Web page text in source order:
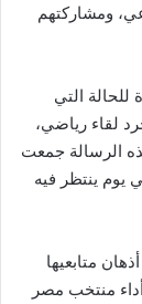
ومشاركتهم
التي
لقاء رياضي،
الرسالة جمعت
يوم ينتظر فيه
متابعيها
منتخب مصر